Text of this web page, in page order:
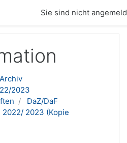
Sie sind nicht
Archiv
2023
DaZ/DaF
2023 (Kopie